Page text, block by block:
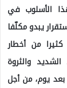
الأسلوب في
يبدو مكلّفا
من أخطار
والثروة
بعد يوم، من أجل